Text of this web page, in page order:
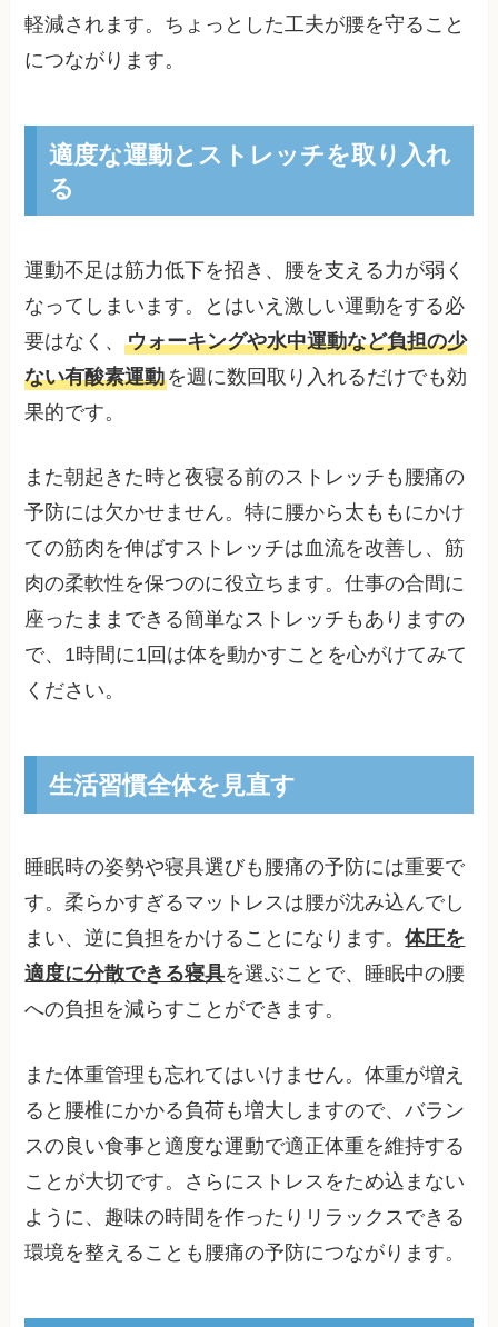
軽減されます。ちょっとした工夫が腰を守ること
につながります。
適度な運動とストレッチを取り入れ
る
運動不足は筋力低下を招き、腰を支える力が弱く
なってしまいます。とはいえ激しい運動をする必
要はなく、ウォーキングや水中運動など負担の少
ない有酸素運動を週に数回取り入れるだけでも効
果的です。
また朝起きた時と夜寝る前のストレッチも腰痛の
予防には欠かせません。特に腰から太ももにかけ
ての筋肉を伸ばすストレッチは血流を改善し、筋
肉の柔軟性を保つのに役立ちます。仕事の合間に
座ったままできる簡単なストレッチもありますの
で、1時間に1回は体を動かすことを心がけてみて
ください。
生活習慣全体を見直す
睡眠時の姿勢や寝具選びも腰痛の予防には重要で
す。柔らかすぎるマットレスは腰が沈み込んでし
まい、逆に負担をかけることになります。体圧を
適度に分散できる寝具を選ぶことで、睡眠中の腰
への負担を減らすことができます。
また体重管理も忘れてはいけません。体重が増え
ると腰椎にかかる負荷も増大しますので、バラン
スの良い食事と適度な運動で適正体重を維持する
ことが大切です。さらにストレスをため込まない
ように、趣味の時間を作ったりリラックスできる
環境を整えることも腰痛の予防につながります。